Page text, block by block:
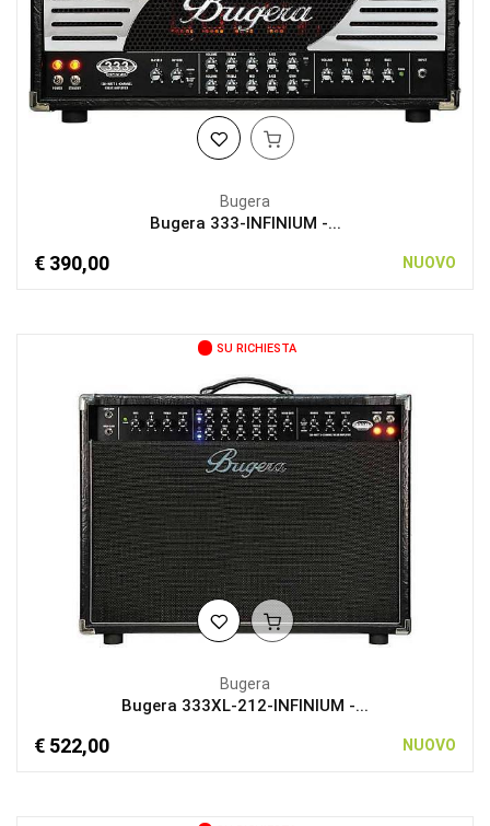
Bugera
Bugera 333-INFINIUM -...
€ 390,00 NUOVO
SU RICHIESTA
Bugera
Bugera 333XL-212-INFINIUM -...
€ 522,00 NUOVO